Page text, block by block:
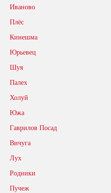
Иваново
Плёс
Кинешма
Юрьевец
Шуя
Палех
Холуй
Южа
Гаврилов Посад
Вичуга
Лух
Родники
Пучеж